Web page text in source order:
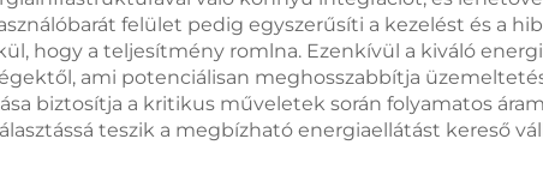
felület pedig egyszerűsíti a kezelést és a
hogy a teljesítmény romlna. Ezenkívül a kiváló
ami potenciálisan meghosszabbítja
biztosítja a kritikus műveletek során folyamatos
teszik a megbízható energiaellátást kereső